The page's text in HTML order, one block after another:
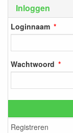
Inloggen
Loginnaam
Wachtwoord
Registreren